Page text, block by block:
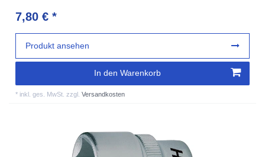
7,80 € *
In den Warenkorb
* inkl. ges. MwSt. zzgl.Versandkosten
Produkt ansehen